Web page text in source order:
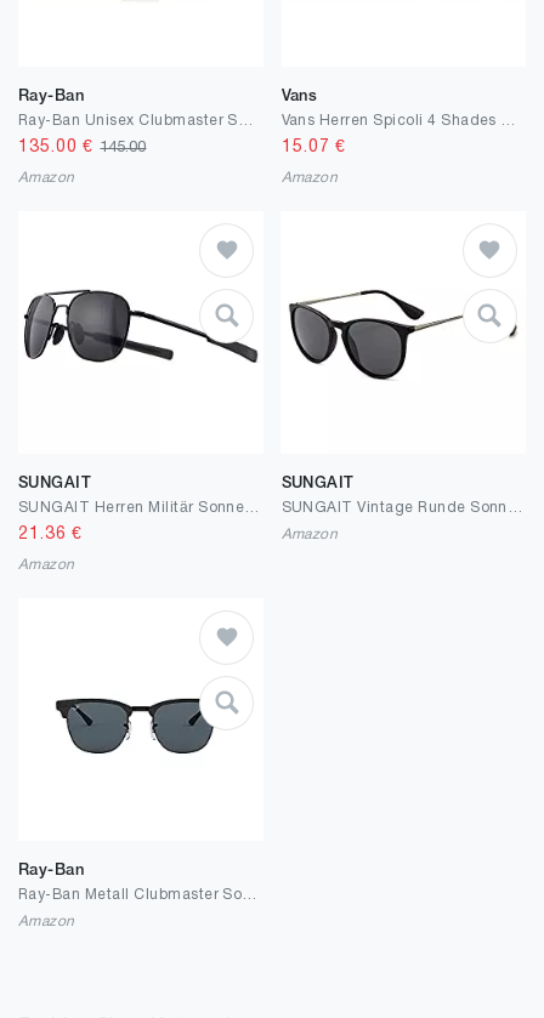
Ray-Ban
135.00 €145.00
Amazon
Vans
15.07 €
Amazon
SUNGAIT
21.36 €
Amazon
SUNGAIT
Amazon
Ray-Ban
Amazon